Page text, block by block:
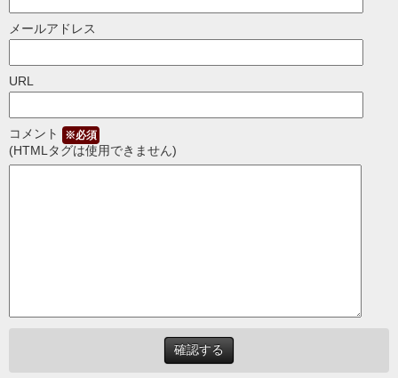
メールアドレス
URL
コメント ※必須
(HTMLタグは使用できません)